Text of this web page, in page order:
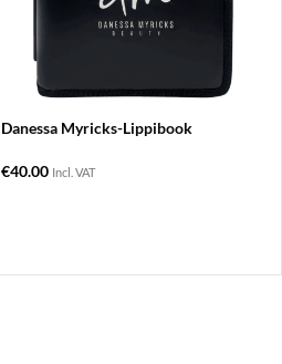
Danessa Myricks-Lippibook
€40.00 Incl. VAT